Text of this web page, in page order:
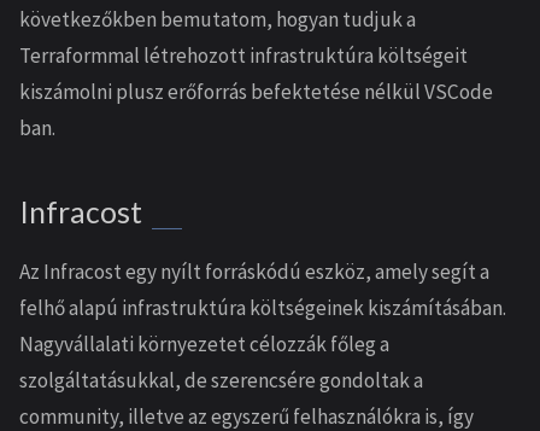
következőkben bemutatom, hogyan tudjuk a
Terraformmal létrehozott infrastruktúra költségeit
kiszámolni plusz erőforrás befektetése nélkül VSCode
ban.
Infracost
Az Infracost egy nyílt forráskódú eszköz, amely segít a
felhő alapú infrastruktúra költségeinek kiszámításában.
Nagyvállalati környezetet célozzák főleg a
szolgáltatásukkal, de szerencsére gondoltak a
community, illetve az egyszerű felhasználókra is, így